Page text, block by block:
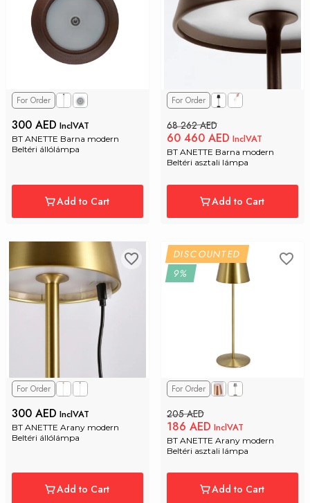
For Order
300 AED InclVAT
BT ANETTE Barna modern
Beltéri állólámpa
Add to Cart
For Order
68 262 AED
60 460 AED InclVAT
BT ANETTE Barna modern
Beltéri asztali lámpa
Add to Cart
For Order
300 AED InclVAT
BT ANETTE Arany modern
Beltéri állólámpa
Add to Cart
DISCOUNTED
9%
For Order
205 AED
186 AED InclVAT
BT ANETTE Arany modern
Beltéri asztali lámpa
Add to Cart